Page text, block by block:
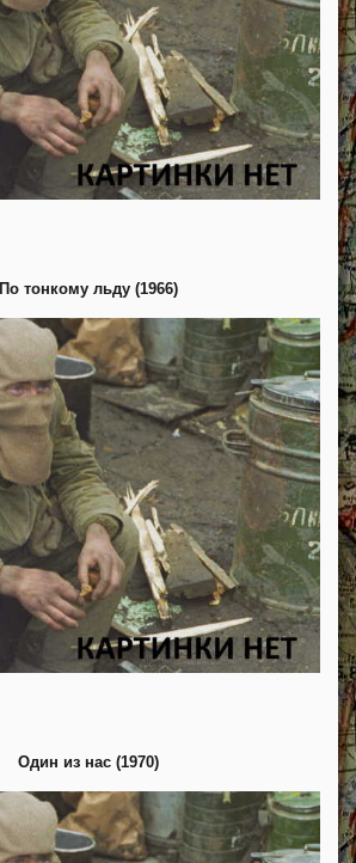
По тонкому льду (1966)
Один из нас (1970)